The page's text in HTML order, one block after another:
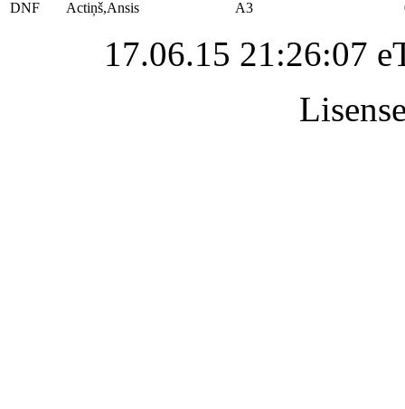
DNF
Actiņš,Ansis A3
17.06.15 21:26:07